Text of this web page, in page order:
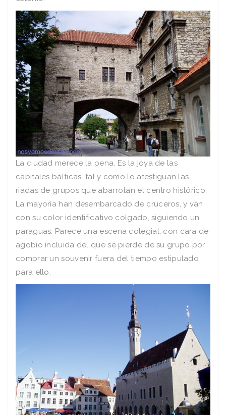
La ciudad merece la pena. Es la joya de las
capitales bálticas, tal y como lo atestiguan las
riadas de grupos que abarrotan el centro histórico.
La mayorí­a han desembarcado de cruceros, y van
con su color identificativo colgado, siguiendo un
paraguas. Parece una escena colegial, con cara de
agobio incluida del que se pierde de su grupo por
comprar un souvenir fuera del tiempo estipulado
para ello.